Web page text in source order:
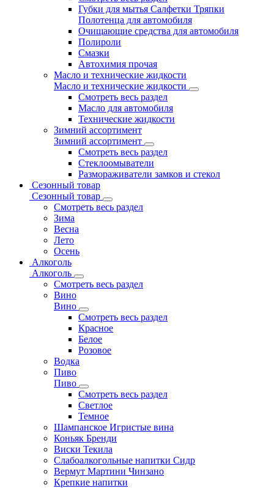
Губки для мытья Салфетки Тряпки
Полотенца для автомобиля
Очищающие средства для автомобиля
Полироли
Смазки
Автохимия прочая
Масло и технические жидкости
Масло и технические жидкости
Смотреть весь раздел
Масло для автомобиля
Технические жидкости
Зимний ассортимент
Зимний ассортимент
Смотреть весь раздел
Стеклоомыватели
Размораживатели замков и стекол
Сезонный товар
Сезонный товар
Смотреть весь раздел
Зима
Весна
Лето
Осень
Алкоголь
Алкоголь
Смотреть весь раздел
Вино
Вино
Смотреть весь раздел
Красное
Белое
Розовое
Водка
Пиво
Пиво
Смотреть весь раздел
Cветлое
Темное
Шампанское Игристые вина
Коньяк Бренди
Виски Текила
Слабоалкогольные напитки Сидр
Вермут Мартини Чинзано
Крепкие напитки